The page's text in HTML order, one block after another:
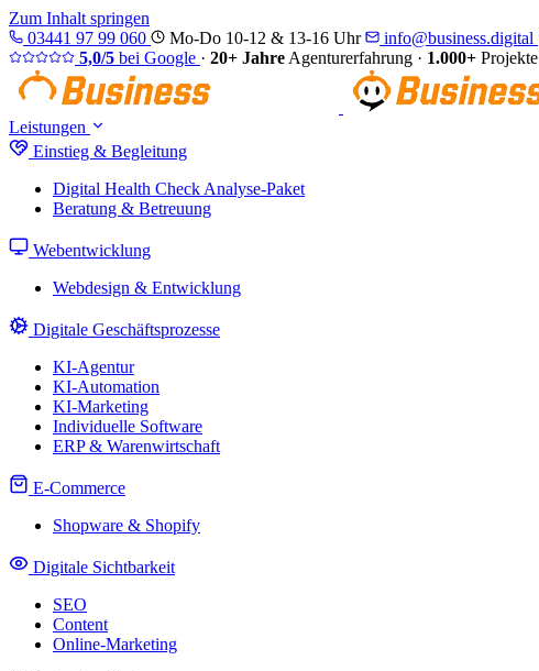
Zum Inhalt springen
03441 97 99 060
Mo-Do 10-12 & 13-16 Uhr info@business.digital
5,0/5 bei Google · 20+ Jahre Agenturerfahrung · 1.000+ Projekte
Leistungen
Einstieg & Begleitung
Digital Health Check Analyse-Paket
Beratung & Betreuung
Webentwicklung
Webdesign & Entwicklung
Digitale Geschäftsprozesse
KI-Agentur
KI-Automation
KI-Marketing
Individuelle Software
ERP & Warenwirtschaft
E-Commerce
Shopware & Shopify
Digitale Sichtbarkeit
SEO
Content
Online-Marketing